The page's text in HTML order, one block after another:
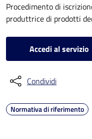
Procedimento di
produttrice di prodotti
Accedi al servizio
Condividi
Normativa di riferimento